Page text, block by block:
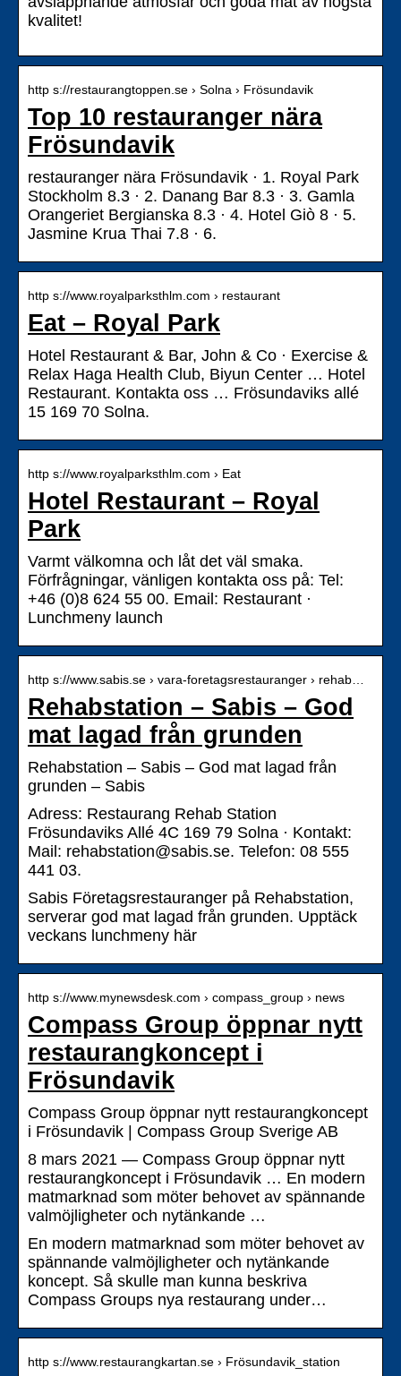
kvalitet!
http s://restaurangtoppen.se › Solna › Frösundavik
Top 10 restauranger nära
Frösundavik
restauranger nära Frösundavik · 1. Royal Park
Stockholm 8.3 · 2. Danang Bar 8.3 · 3. Gamla
Orangeriet Bergianska 8.3 · 4. Hotel Giò 8 · 5.
Jasmine Krua Thai 7.8 · 6.
http s://www.royalparksthlm.com › restaurant
Eat – Royal Park
Hotel Restaurant & Bar, John & Co · Exercise &
Relax Haga Health Club, Biyun Center … Hotel
Restaurant. Kontakta oss … Frösundaviks allé
15 169 70 Solna.
http s://www.royalparksthlm.com › Eat
Hotel Restaurant – Royal
Park
Varmt välkomna och låt det väl smaka.
Förfrågningar, vänligen kontakta oss på: Tel:
+46 (0)8 624 55 00. Email: Restaurant ·
Lunchmeny launch
http s://www.sabis.se › vara-foretagsrestauranger › rehab…
Rehabstation – Sabis – God
mat lagad från grunden
Rehabstation – Sabis – God mat lagad från
grunden – Sabis
Adress: Restaurang Rehab Station
Frösundaviks Allé 4C 169 79 Solna · Kontakt:
Mail: rehabstation@sabis.se. Telefon: 08 555
441 03.
Sabis Företagsrestauranger på Rehabstation,
serverar god mat lagad från grunden. Upptäck
veckans lunchmeny här
http s://www.mynewsdesk.com › compass_group › news
Compass Group öppnar nytt
restaurangkoncept i
Frösundavik
Compass Group öppnar nytt restaurangkoncept
i Frösundavik | Compass Group Sverige AB
8 mars 2021 — Compass Group öppnar nytt
restaurangkoncept i Frösundavik … En modern
matmarknad som möter behovet av spännande
valmöjligheter och nytänkande …
En modern matmarknad som möter behovet av
spännande valmöjligheter och nytänkande
koncept. Så skulle man kunna beskriva
Compass Groups nya restaurang under…
http s://www.restaurangkartan.se › Frösundavik_station